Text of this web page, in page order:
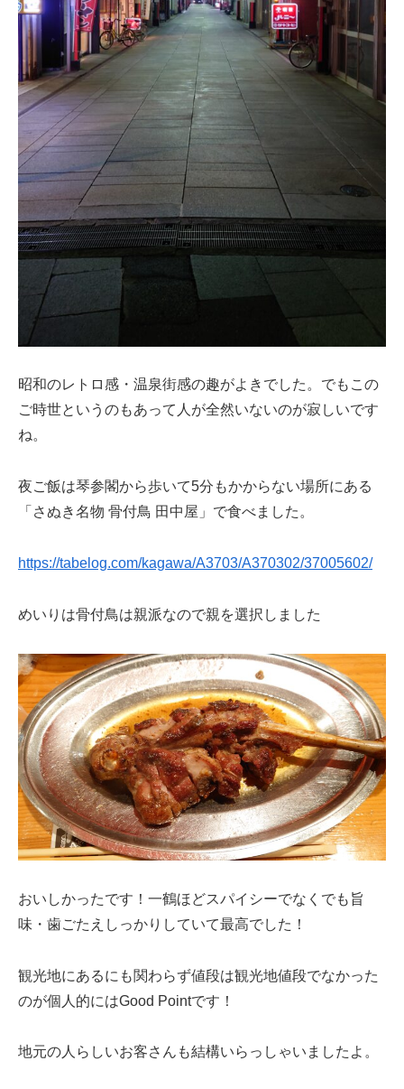
昭和のレトロ感・温泉街感の趣がよきでした。でもこの
ご時世というのもあって人が全然いないのが寂しいです
ね。
夜ご飯は琴参閣から歩いて5分もかからない場所にある
「さぬき名物 骨付鳥 田中屋」で食べました。
https://tabelog.com/kagawa/A3703/A370302/37005602/
めいりは骨付鳥は親派なので親を選択しました
おいしかったです！一鶴ほどスパイシーでなくでも旨
味・歯ごたえしっかりしていて最高でした！
観光地にあるにも関わらず値段は観光地値段でなかった
のが個人的にはGood Pointです！
地元の人らしいお客さんも結構いらっしゃいましたよ。